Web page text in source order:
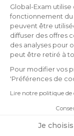
Global-Exam
fonctionnement du
peuvent être
diffuser des offres
des analyses pour
peut être retiré à
Pour modifier vos
'Préférences de
Lire notre politique
Je choisis
Cookies